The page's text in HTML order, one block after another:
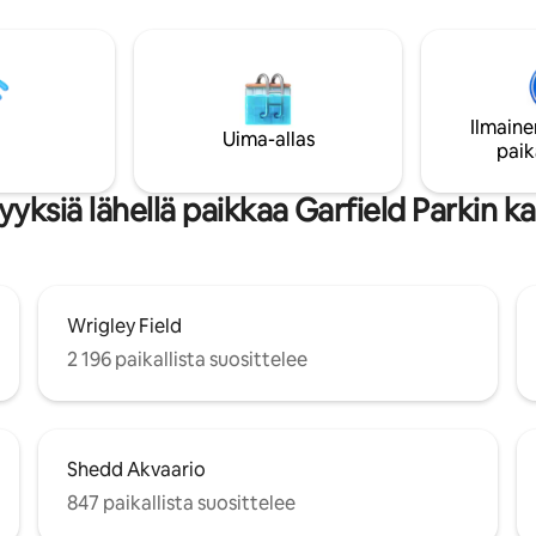
perhetapaamisissa. Lähistöllä
ja sekä katu- että
pysäköintialue, joten
siitä, että olet lähellä kaikkea
UNITED CENTERIÄ Uusia
naapuruston suosikkeja sekä
cocktailbaareja ja
Metra, CTA {bussit ja junat}
Metra: Ilmainen pysäköinti
Hubbard -kadulla aivan oven
Uima-allas
lähellä paikkaa Garfield Parkin
Wrigley Field
2 196 paikallista suosittelee
Shedd Akvaario
847 paikallista suosittelee